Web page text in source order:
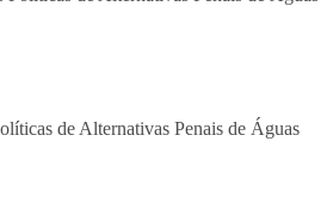
de Alternativas Penais de Águas